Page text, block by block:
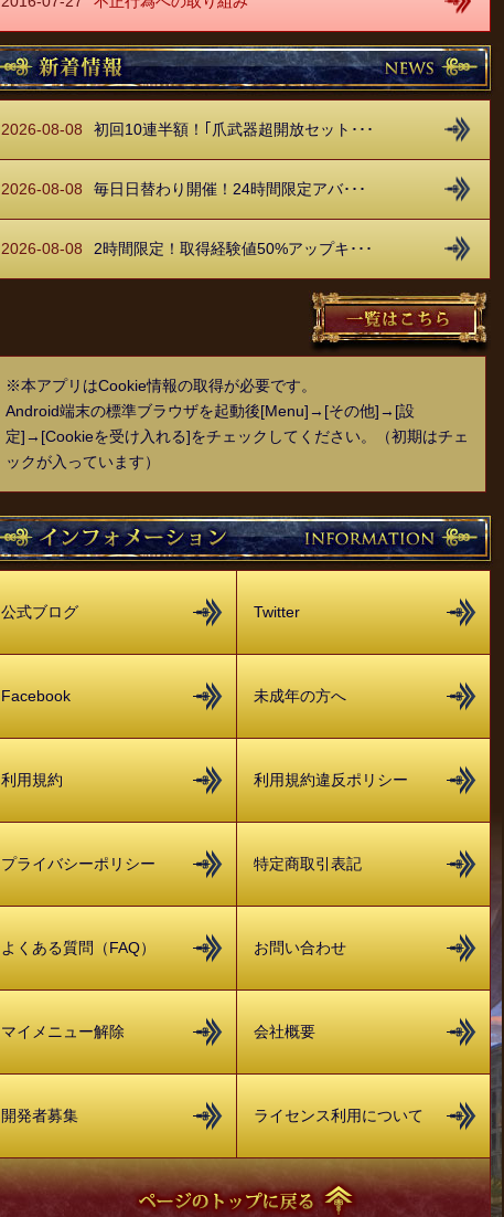
2026-08-08 初回10連半額！｢爪武器超開放セット･･･
2026-08-08 毎日日替わり開催！24時間限定アバ･･･
2026-08-08 2時間限定！取得経験値50%アップキ･･･
※本アプリはCookie情報の取得が必要です。
Android端末の標準ブラウザを起動後[Menu]→[その他]→[設
定]→[Cookieを受け入れる]をチェックしてください。（初期はチェ
ックが入っています）
公式ブログ Twitter
Facebook 未成年の方へ
利用規約 利用規約違反ポリシー
プライバシーポリシー 特定商取引表記
よくある質問（FAQ） お問い合わせ
マイメニュー解除 会社概要
開発者募集 ライセンス利用について